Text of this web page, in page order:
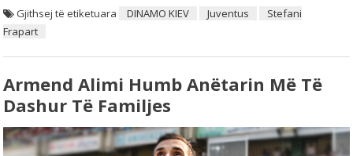
Gjithsej të etiketuara DINAMO KIEV Juventus
Stefani
Frapart
Armend Alimi Humb Anëtarin Më Të
Dashur Të Familjes